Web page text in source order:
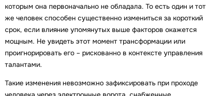
которым она первоначально не обладала. То есть один и тот
же человек способен существенно измениться за короткий
срок, если влияние упомянутых выше факторов окажется
мощным. Не увидеть этот момент трансформации или
проигнорировать его – рискованно в контексте управления
талантами.
Такие изменения невозможно зафиксировать при проходе